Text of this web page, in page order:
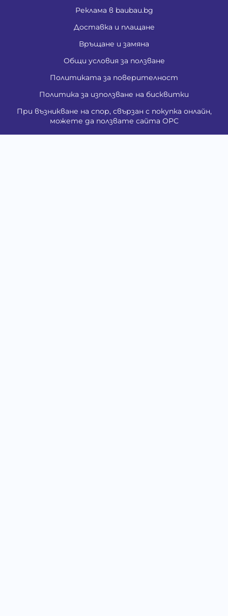
Реклама в baubau.bg
Доставка и плащане
Връщане и замяна
Общи условия за ползване
Политиката за поверителност
Политика за използване на бисквитки
При възникване на спор, свързан с покупка онлайн,
можете да ползвате сайта ОРС
Вашите права